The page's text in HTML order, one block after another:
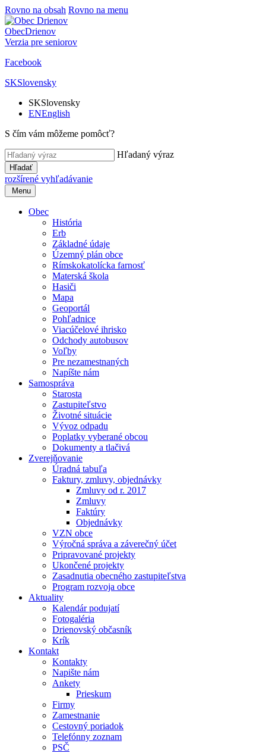
Rovno na obsah Rovno na menu
ObecDrienov
Verzia pre seniorov
Facebook
SKSlovensky
SKSlovensky
ENEnglish
S čím vám môžeme pomôcť?
Hľadaný výraz
Hľadať
rozšírené vyhľadávanie
Menu
Obec
História
Erb
Základné údaje
Územný plán obce
Rímskokatolícka farnosť
Materská škola
Hasiči
Mapa
Geoportál
Pohľadnice
Viacúčelové ihrisko
Odchody autobusov
Voľby
Pre nezamestnaných
Napíšte nám
Samospráva
Starosta
Zastupiteľstvo
Životné situácie
Vývoz odpadu
Poplatky vyberané obcou
Dokumenty a tlačivá
Zverejňovanie
Úradná tabuľa
Faktury, zmluvy, objednávky
Zmluvy od r. 2017
Zmluvy
Faktúry
Objednávky
VZN obce
Výročná správa a záverečný účet
Pripravované projekty
Ukončené projekty
Zasadnutia obecného zastupiteľstva
Program rozvoja obce
Aktuality
Kalendár podujatí
Fotogaléria
Drienovský občasník
Krík
Kontakt
Kontakty
Napište nám
Ankety
Prieskum
Firmy
Zamestnanie
Cestovný poriadok
Telefónny zoznam
PSČ